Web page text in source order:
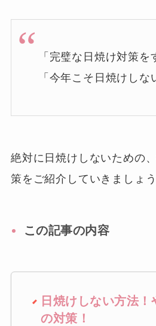
「完璧な日焼け対策を
「今年こそ日焼けしな
絶対に日焼けしないための
策をご紹介していきましょう
この記事の内容
日焼けしない方法！
の対策！